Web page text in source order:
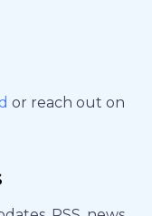
or reach out on